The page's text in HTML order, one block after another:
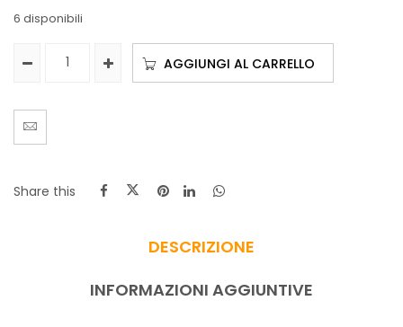
6 disponibili
AGGIUNGI AL CARRELLO
Share this
DESCRIZIONE
INFORMAZIONI AGGIUNTIVE